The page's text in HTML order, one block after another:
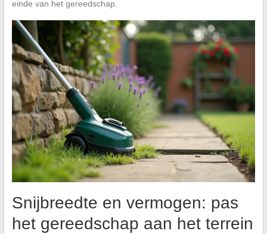
einde van het gereedschap.
Snijbreedte en vermogen: pas
het gereedschap aan het terrein